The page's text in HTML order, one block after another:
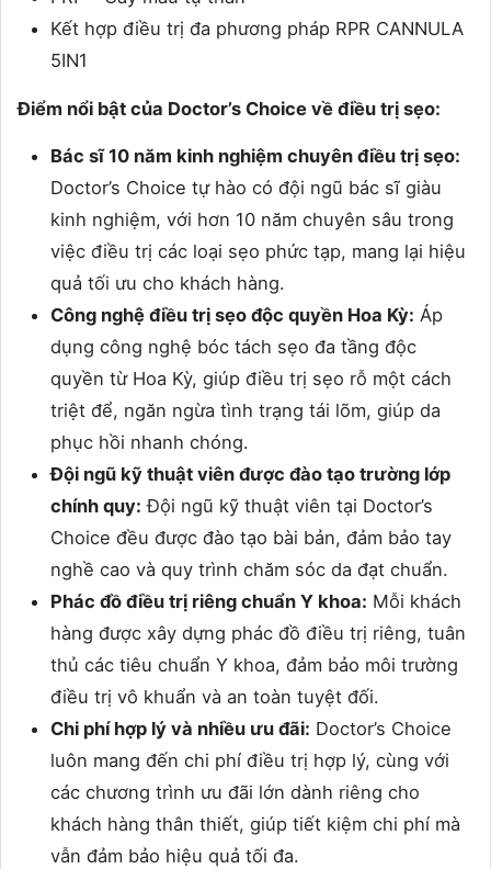
Kết hợp điều trị đa phương pháp RPR CANNULA
5IN1
Điểm nổi bật của Doctor’s Choice về điều trị sẹo:
Bác sĩ 10 năm kinh nghiệm chuyên điều trị sẹo:
Doctor’s Choice tự hào có đội ngũ bác sĩ giàu
kinh nghiệm, với hơn 10 năm chuyên sâu trong
việc điều trị các loại sẹo phức tạp, mang lại hiệu
quả tối ưu cho khách hàng.
Công nghệ điều trị sẹo độc quyền Hoa Kỳ: Áp
dụng công nghệ bóc tách sẹo đa tầng độc
quyền từ Hoa Kỳ, giúp điều trị sẹo rỗ một cách
triệt để, ngăn ngừa tình trạng tái lõm, giúp da
phục hồi nhanh chóng.
Đội ngũ kỹ thuật viên được đào tạo trường lớp
chính quy: Đội ngũ kỹ thuật viên tại Doctor’s
Choice đều được đào tạo bài bản, đảm bảo tay
nghề cao và quy trình chăm sóc da đạt chuẩn.
Phác đồ điều trị riêng chuẩn Y khoa: Mỗi khách
hàng được xây dựng phác đồ điều trị riêng, tuân
thủ các tiêu chuẩn Y khoa, đảm bảo môi trường
điều trị vô khuẩn và an toàn tuyệt đối.
Chi phí hợp lý và nhiều ưu đãi: Doctor’s Choice
luôn mang đến chi phí điều trị hợp lý, cùng với
các chương trình ưu đãi lớn dành riêng cho
khách hàng thân thiết, giúp tiết kiệm chi phí mà
vẫn đảm bảo hiệu quả tối đa.